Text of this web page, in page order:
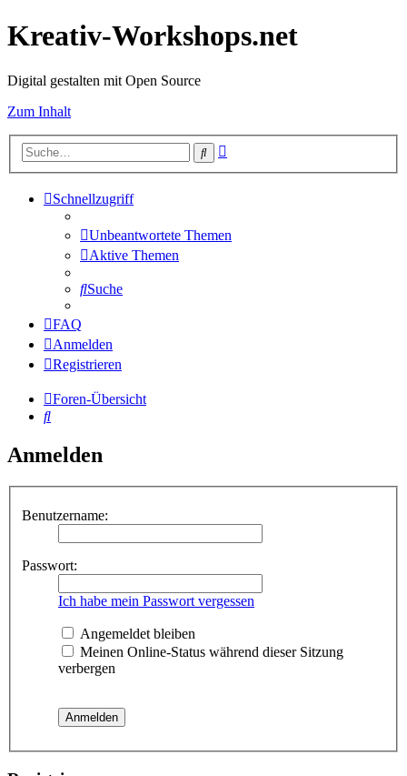
Kreativ-Workshops.net
Digital gestalten mit Open Source
Zum Inhalt
Suche
Schnellzugriff
Unbeantwortete Themen
Aktive Themen
Suche
FAQ
Anmelden
Registrieren
Foren-Übersicht
Suche
Anmelden
Benutzername:
Passwort:
Ich habe mein Passwort vergessen
Angemeldet bleiben
Meinen Online-Status während dieser Sitzung
verbergen